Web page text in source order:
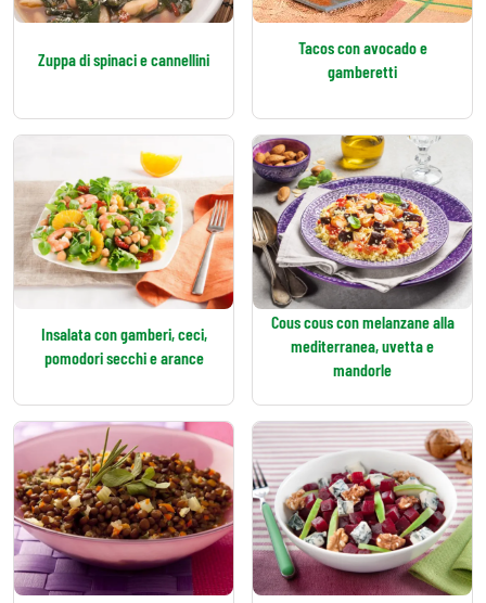
Zuppa di spinaci e cannellini
Tacos con avocado e
gamberetti
Insalata con gamberi, ceci,
pomodori secchi e arance
Cous cous con melanzane alla
mediterranea, uvetta e
mandorle